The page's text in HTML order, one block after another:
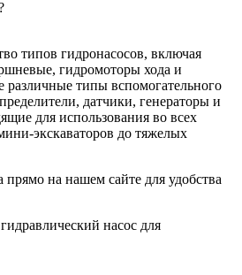
типов гидронасосов, включая
гидромоторы хода и
различные типы вспомогательного
датчики, генераторы и
для использования во всех
экскаваторов до тяжелых
на нашем сайте для удобства
насос для